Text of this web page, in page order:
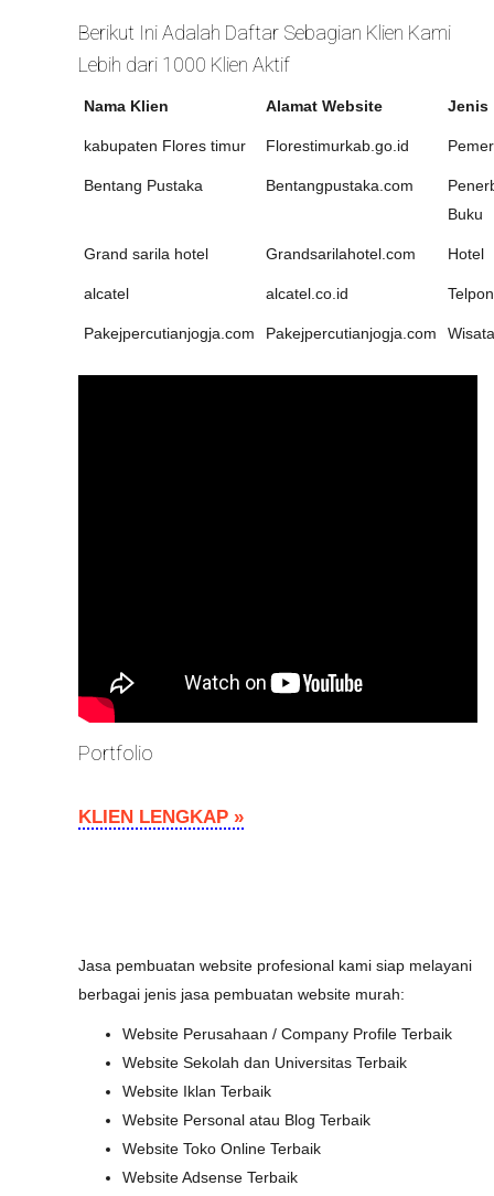
Berikut Ini Adalah Daftar Sebagian Klien Kami
Lebih dari 1000 Klien Aktif
Nama Klien Alamat Website Jenis
kabupaten Flores timur Florestimurkab.go.id
Bentang Pustaka Bentangpustaka.com
Buku
Grand sarila hotel Grandsarilahotel.com Hotel
alcatel alcatel.co.id Telpon
Pakejpercutianjogja.com Pakejpercutianjogja.com Wisata
Portfolio
KLIEN LENGKAP »
Jasa pembuatan website profesional kami siap melayani
berbagai jenis jasa pembuatan website murah:
Website Perusahaan / Company Profile Terbaik
Website Sekolah dan Universitas Terbaik
Website Iklan Terbaik
Website Personal atau Blog Terbaik
Website Toko Online Terbaik
Website Adsense Terbaik